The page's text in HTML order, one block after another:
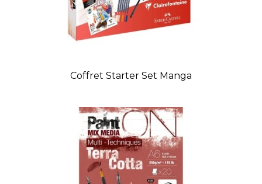
Coffret Starter Set Manga